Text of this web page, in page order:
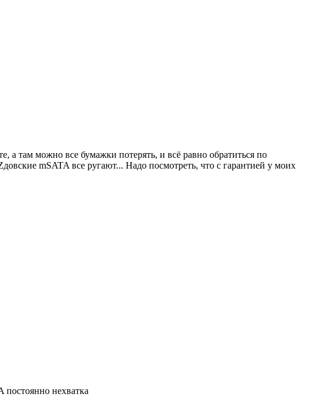
а там можно все бумажки потерять, и всё равно обратиться по
mSATA все ругают... Надо посмотреть, что с гарантией у моих
нехватка